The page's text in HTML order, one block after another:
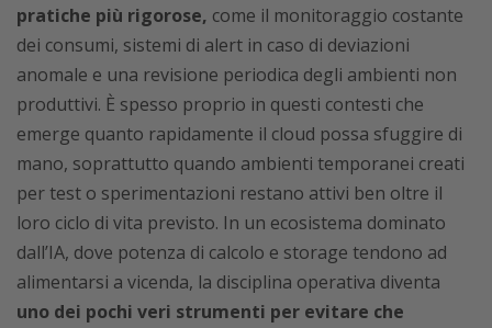
pratiche più rigorose, come il monitoraggio costante
dei consumi, sistemi di alert in caso di deviazioni
anomale e una revisione periodica degli ambienti non
produttivi. È spesso proprio in questi contesti che
emerge quanto rapidamente il cloud possa sfuggire di
mano, soprattutto quando ambienti temporanei creati
per test o sperimentazioni restano attivi ben oltre il
loro ciclo di vita previsto. In un ecosistema dominato
dall’IA, dove potenza di calcolo e storage tendono ad
alimentarsi a vicenda, la disciplina operativa diventa
uno dei pochi veri strumenti per evitare che